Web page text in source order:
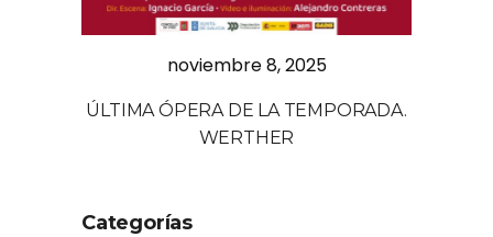
noviembre 8, 2025
ÚLTIMA ÓPERA DE LA TEMPORADA.
WERTHER
Categorías